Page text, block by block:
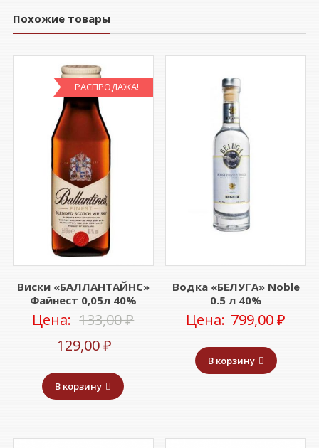
Похожие товары
РАСПРОДАЖА!
Виски «БАЛЛАНТАЙНС»
Файнест 0,05л 40%
Цена: 133,00₽Первоначальная
составляла
129,00₽Текущая
цена:
129,00 ₽.
В корзину
Водка «БЕЛУГА» Noble
0.5 л 40%
Цена: 799,00₽
В корзину